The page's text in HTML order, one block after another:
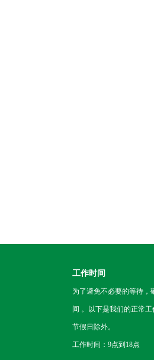
工作时间
为了避免不必要的等待，
间 。以下是我们的正常
节假日除外。
工作时间：9点到18点